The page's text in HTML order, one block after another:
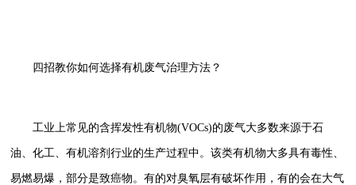
四招教你如何选择有机废气治理方法？
工业上常见的含挥发性有机物(VOCs)的废气大多数来源于石
油、化工、有机溶剂行业的生产过程中。该类有机物大多具有毒性、
易燃易爆，部分是致癌物。有的对臭氧层有破坏作用，有的会在大气